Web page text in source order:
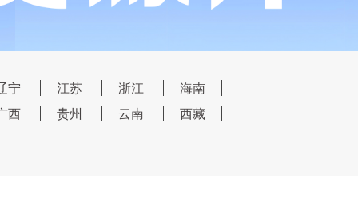
宁 江苏 浙江
海南
西
贵州 云南 西藏